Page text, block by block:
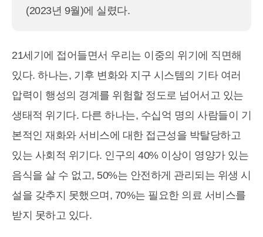
(2023년 9월)에 실렸다.
21세기에 접어들면서 우리는 이중의 위기에 직면해
있다. 하나는, 기후 변화와 지구 시스템의 기타 여러
압력이 행성의 경계를 위험할 정도로 넘어서고 있는
생태적 위기다. 다른 하나는, 수십억 명의 사람들이 기
본적인 재화와 서비스에 대한 접근성을 박탈당하고
있는 사회적 위기다. 인구의 40% 이상이 영양가 있는
음식을 살 수 없고, 50%는 안전하게 관리되는 위생 시
설을 갖추지 못했으며, 70%는 필요한 의료 서비스를
받지 못하고 있다.